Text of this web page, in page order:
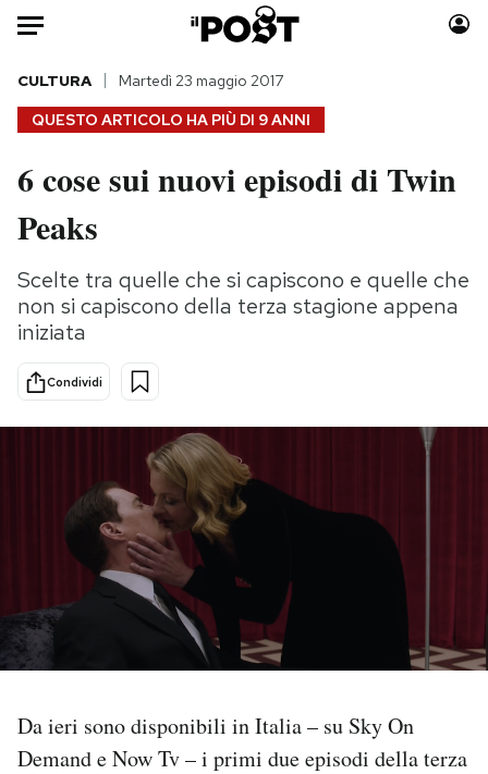
Auto
HOME
Italia
Politica
Tecnologia
Internet
Scienza
Cultura
Economia
Moda
Storie/Idee
Ok Boomer!
Mondiali calcio 2026
PODCAST
NEWSLETTER
I MIEI PREFERITI
QUESTO ARTICOLO HA PIÙ DI 9 ANNI
CULTURA Martedì 23 maggio 2017
6 cose sui nuovi episodi di Twin
Peaks
Scelte tra quelle che si capiscono e quelle che
non si capiscono della terza stagione appena
iniziata
Condividi
Da ieri sono disponibili in Italia – su Sky On
Demand e Now Tv – i primi due episodi della terza